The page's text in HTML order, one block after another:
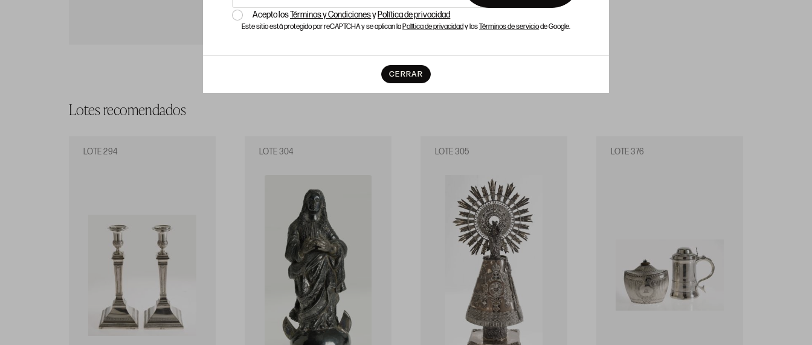
Acepto losTérminos y Condicionesy Política de privacidad
Este sitio está protegido por reCAPTCHA y se aplican laPolítica de privacidady losTérminos de serviciode Google.
CERRAR
Lotes recomendados
LOTE 294 LOTE 304 LOTE 305 LOTE 376